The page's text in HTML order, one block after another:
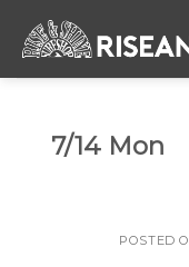
7/14 Mon
POSTED